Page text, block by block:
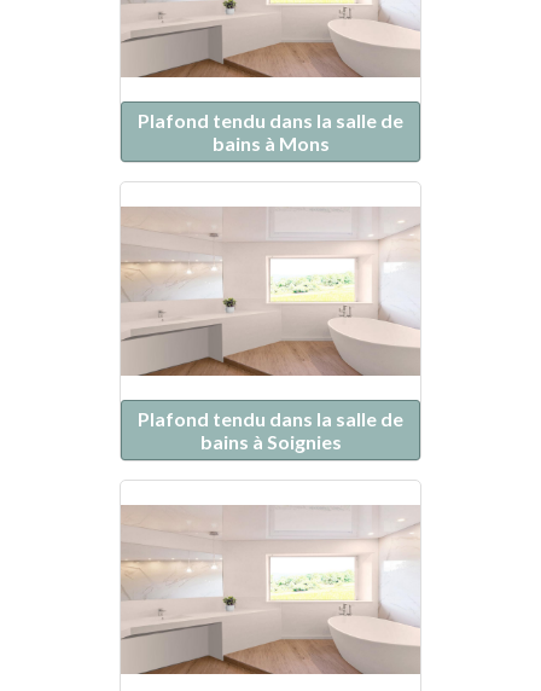
Plafond tendu dans la salle de
bains à Mons
Plafond tendu dans la salle de
bains à Soignies